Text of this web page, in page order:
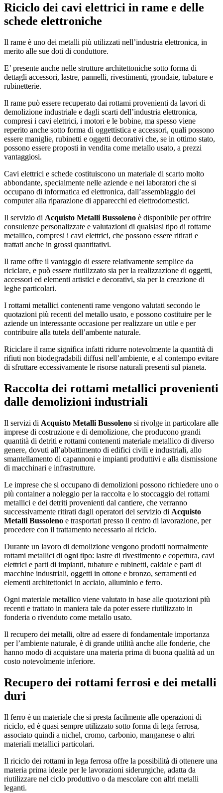
Riciclo dei cavi elettrici in rame e delle
schede elettroniche
Il rame è uno dei metalli più utilizzati nell’industria elettronica, in
merito alle sue doti di conduttore.
E’ presente anche nelle strutture architettoniche sotto forma di
dettagli accessori, lastre, pannelli, rivestimenti, grondaie, tubature e
rubinetterie.
Il rame può essere recuperato dai rottami provenienti da lavori di
demolizione industriale e dagli scarti dell’industria elettronica,
compresi i cavi elettrici, i motori e le bobine, ma spesso viene
reperito anche sotto forma di oggettistica e accessori, quali possono
essere maniglie, rubinetti e oggetti decorativi che, se in ottimo stato,
possono essere proposti in vendita come metallo usato, a prezzi
vantaggiosi.
Cavi elettrici e schede costituiscono un materiale di scarto molto
abbondante, specialmente nelle aziende e nei laboratori che si
occupano di informatica ed elettronica, dall’assemblaggio dei
computer alla riparazione di apparecchi ed elettrodomestici.
Il servizio di Acquisto Metalli Bussoleno è disponibile per offrire
consulenze personalizzate e valutazioni di qualsiasi tipo di rottame
metallico, compresi i cavi elettrici, che possono essere ritirati e
trattati anche in grossi quantitativi.
Il rame offre il vantaggio di essere relativamente semplice da
riciclare, e può essere riutilizzato sia per la realizzazione di oggetti,
accessori ed elementi artistici e decorativi, sia per la creazione di
leghe particolari.
I rottami metallici contenenti rame vengono valutati secondo le
quotazioni più recenti del metallo usato, e possono costituire per le
aziende un interessante occasione per realizzare un utile e per
contribuire alla tutela dell’ambente naturale.
Riciclare il rame significa infatti ridurre notevolmente la quantità di
rifiuti non biodegradabili diffusi nell’ambiente, e al contempo evitare
di sfruttare eccessivamente le risorse naturali presenti sul pianeta.
Raccolta dei rottami metallici provenienti
dalle demolizioni industriali
Il servizi di Acquisto Metalli Bussoleno si rivolge in particolare alle
imprese di costruzione e di demolizione, che producono grandi
quantità di detriti e rottami contenenti materiale metallico di diverso
genere, dovuti all’abbattimento di edifici civili e industriali, allo
smantellamento di capannoni e impianti produttivi e alla dismissione
di macchinari e infrastrutture.
Le imprese che si occupano di demolizioni possono richiedere uno o
più container a noleggio per la raccolta e lo stoccaggio dei rottami
metallici e dei detriti provenienti dal cantiere, che verranno
successivamente ritirati dagli operatori del servizio di Acquisto
Metalli Bussoleno e trasportati presso il centro di lavorazione, per
procedere con il trattamento necessario al riciclo.
Durante un lavoro di demolizione vengono prodotti normalmente
rottami metallici di ogni tipo: lastre di rivestimento e copertura, cavi
elettrici e parti di impianti, tubature e rubinetti, caldaie e parti di
macchine industriali, oggetti in ottone e bronzo, serramenti ed
elementi architettonici in acciaio, alluminio e ferro.
Ogni materiale metallico viene valutato in base alle quotazioni più
recenti e trattato in maniera tale da poter essere riutilizzato in
fonderia o rivenduto come metallo usato.
Il recupero dei metalli, oltre ad essere di fondamentale importanza
per l’ambiente naturale, è di grande utilità anche alle fonderie, che
hanno modo di acquistare una materia prima di buona qualità ad un
costo notevolmente inferiore.
Recupero dei rottami ferrosi e dei metalli
duri
Il ferro è un materiale che si presta facilmente alle operazioni di
riciclo, ed è quasi sempre utilizzato sotto forma di lega ferrosa,
associato quindi a nichel, cromo, carbonio, manganese o altri
materiali metallici particolari.
Il riciclo dei rottami in lega ferrosa offre la possibilità di ottenere una
materia prima ideale per le lavorazioni siderurgiche, adatta da
riutilizzare nel ciclo produttivo o da mescolare con altri metalli
leganti.